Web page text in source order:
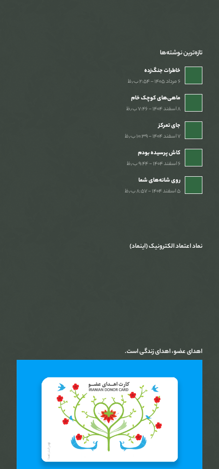
تازه‌ترین نوشته‌ها
خاطرات جنگ‌‌زده
۶ مرداد ۱۴۰۵ - ۲:۵۴ ب٫ظ
ماهی‌های کوچک خام
۸ اسفند ۱۴۰۴ - ۷:۴۶ ب٫ظ
جای تمرکز
۷ اسفند ۱۴۰۴ - ۱۰:۳۹ ب٫ظ
کاش پرسیده بودم
۶ اسفند ۱۴۰۴ - ۹:۴۴ ب٫ظ
روی شانه‌های شما
۵ اسفند ۱۴۰۴ - ۸:۵۷ ب٫ظ
نماد اعتماد الکترونیک (اینماد)
اهدای عضو، اهدای زندگی است.